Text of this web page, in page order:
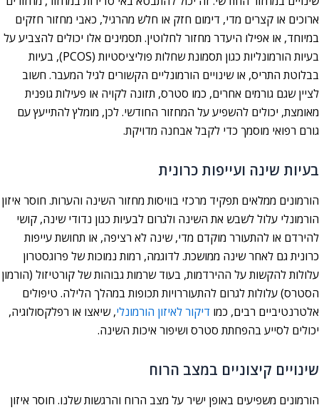
ארוכים או קצרים מדי, דימום חזק או חלש מהרגיל, כאבי מחזור חזקים
במיוחד, או אפילו היעדר מחזור לחלוטין. תסמינים אלו יכולים להצביע על
בעיות הורמונליות כגון תסמונת שחלות פוליציסטיות (PCOS), בעיות
בבלוטת התריס, או שינויים הורמונליים הקשורים לגיל המעבר. חשוב
לציין שגם גורמים אחרים, כמו סטרס, תזונה לקויה או פעילות גופנית
מאומצת, יכולים להשפיע על המחזור החודשי. לכן, מומלץ להתייעץ עם
גורם רפואי מוסמך כדי לקבל אבחנה מדויקת.
בעיות שינה ועייפות כרונית
הורמונים ממלאים תפקיד מרכזי בוויסות מחזור השינה והערות. חוסר איזון
הורמונלי עלול לשבש את השינה ולגרום לבעיות כגון נדודי שינה, קושי
להירדם או להתעורר מוקדם מדי, שינה לא רציפה, או תחושת עייפות
כרונית גם לאחר שינה ממושכת. לדוגמה, רמות נמוכות של פרוגסטרון
עלולות להקשות על ההירדמות, בעוד שרמות גבוהות של קורטיזול (הורמון
הסטרס) עלולות לגרום להתעוררויות תכופות במהלך הלילה. טיפולים
אלטרנטיביים רבים, כמו דיקור לאיזון הורמונלי, שיאצו או רפלקסולוגיה,
יכולים לסייע בהפחתת סטרס ושיפור איכות השינה.
שינויים קיצוניים במצב הרוח
הורמונים משפיעים באופן ישיר על מצב הרוח והרגשות שלנו. חוסר איזון